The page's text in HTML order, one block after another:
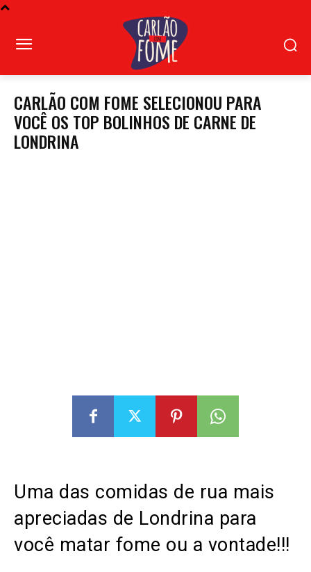
CARLÃO COM FOME SELECIONOU PARA
VOCÊ OS TOP BOLINHOS DE CARNE DE
LONDRINA
Uma das comidas de rua mais
apreciadas de Londrina para
você matar fome ou a vontade!!!